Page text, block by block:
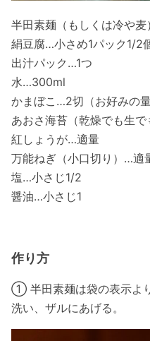
半田素麺（もしくは冷や麦
絹豆腐…小さめ1パック1/2
出汁パック…1つ
水…300ml
かまぼこ…2切（お好みの量
あおさ海苔（乾燥でも生
紅しょうが…適量
万能ねぎ（小口切り）…適
塩…小さじ1/2
醤油…小さじ1
作り方
① 半田素麺は袋の表示よ
洗い、ザルにあげる。